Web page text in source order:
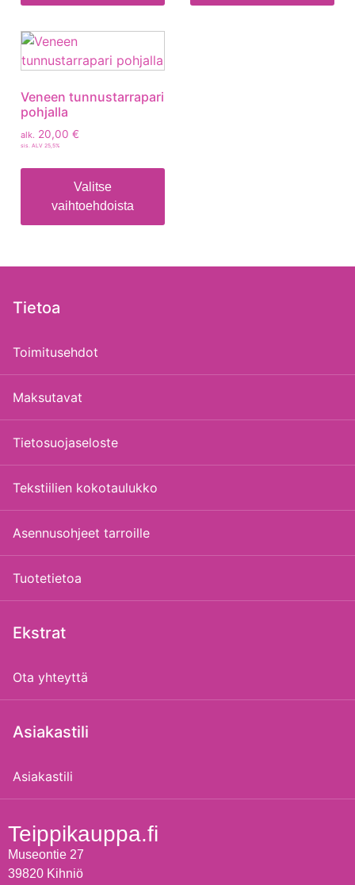
Veneen tunnustarrapari
pohjalla
alk. 20,00 €
sis. ALV 25,5%
Valitse
vaihtoehdoista
Tietoa
Toimitusehdot
Maksutavat
Tietosuojaseloste
Tekstiilien kokotaulukko
Asennusohjeet tarroille
Tuotetietoa
Ekstrat
Ota yhteyttä
Asiakastili
Asiakastili
Teippikauppa.fi
Museontie 27
39820 Kihniö